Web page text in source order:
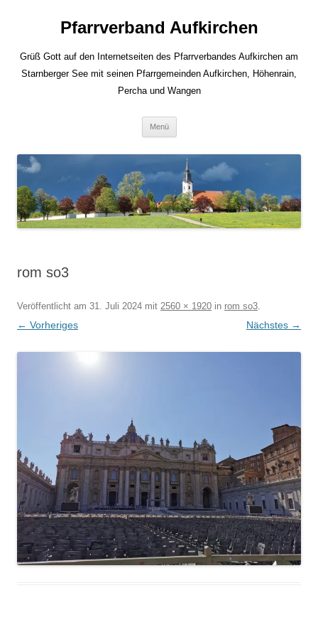
Pfarrverband Aufkirchen
Grüß Gott auf den Internetseiten des Pfarrverbandes Aufkirchen am
Starnberger See mit seinen Pfarrgemeinden Aufkirchen, Höhenrain,
Percha und Wangen
Menü
rom so3
Veröffentlicht am 31. Juli 2024 mit 2560 × 1920 in rom so3
← Vorheriges Nächstes →